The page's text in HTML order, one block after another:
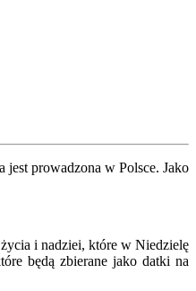
jest prowadzona w Polsce. Jako
i nadziei, które w Niedzielę
będą zbierane jako datki na